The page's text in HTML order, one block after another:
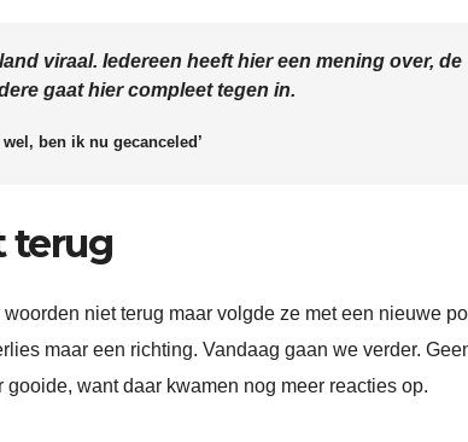
viraal. Iedereen heeft hier een mening over, de
gaat hier compleet tegen in.
ben ik nu gecanceled’
terug
niet terug maar volgde ze met een nieuwe
maar een richting. Vandaag gaan we verder.
want daar kwamen nog meer reacties op.